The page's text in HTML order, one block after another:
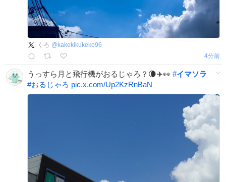
くろ @ kakekikukeko96
4分前
うっすら月と飛行機がおるじゃろ？🌘✈️👀 #イマソラ
#おるじゃろ pic.x.com/Up2KzRnBaN